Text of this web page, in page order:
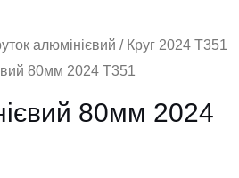
алюмінієвий / Круг 2024 Т351
80мм 2024 Т351
80мм 2024